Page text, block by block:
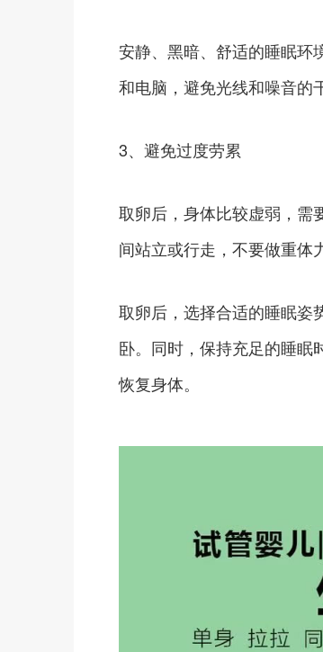
安静、黑暗、舒适的睡眠环
和电脑，避免光线和噪音的
3、避免过度劳累
取卵后，身体比较虚弱，需
间站立或行走，不要做重体
取卵后，选择合适的睡眠姿
卧。同时，保持充足的睡眠
恢复身体。